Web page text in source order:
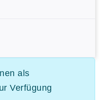
als
Verfügung